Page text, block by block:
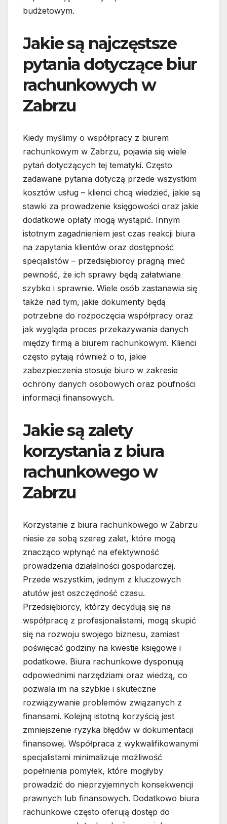
budżetowym.
Jakie są najczęstsze
pytania dotyczące biur
rachunkowych w
Zabrzu
Kiedy myślimy o współpracy z biurem
rachunkowym w Zabrzu, pojawia się wiele
pytań dotyczących tej tematyki. Często
zadawane pytania dotyczą przede wszystkim
kosztów usług – klienci chcą wiedzieć, jakie są
stawki za prowadzenie księgowości oraz jakie
dodatkowe opłaty mogą wystąpić. Innym
istotnym zagadnieniem jest czas reakcji biura
na zapytania klientów oraz dostępność
specjalistów – przedsiębiorcy pragną mieć
pewność, że ich sprawy będą załatwiane
szybko i sprawnie. Wiele osób zastanawia się
także nad tym, jakie dokumenty będą
potrzebne do rozpoczęcia współpracy oraz
jak wygląda proces przekazywania danych
między firmą a biurem rachunkowym. Klienci
często pytają również o to, jakie
zabezpieczenia stosuje biuro w zakresie
ochrony danych osobowych oraz poufności
informacji finansowych.
Jakie są zalety
korzystania z biura
rachunkowego w
Zabrzu
Korzystanie z biura rachunkowego w Zabrzu
niesie ze sobą szereg zalet, które mogą
znacząco wpłynąć na efektywność
prowadzenia działalności gospodarczej.
Przede wszystkim, jednym z kluczowych
atutów jest oszczędność czasu.
Przedsiębiorcy, którzy decydują się na
współpracę z profesjonalistami, mogą skupić
się na rozwoju swojego biznesu, zamiast
poświęcać godziny na kwestie księgowe i
podatkowe. Biura rachunkowe dysponują
odpowiednimi narzędziami oraz wiedzą, co
pozwala im na szybkie i skuteczne
rozwiązywanie problemów związanych z
finansami. Kolejną istotną korzyścią jest
zmniejszenie ryzyka błędów w dokumentacji
finansowej. Współpraca z wykwalifikowanymi
specjalistami minimalizuje możliwość
popełnienia pomyłek, które mogłyby
prowadzić do nieprzyjemnych konsekwencji
prawnych lub finansowych. Dodatkowo biura
rachunkowe często oferują dostęp do